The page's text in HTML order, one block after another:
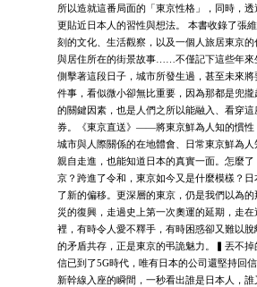
所以造就這番局面的「東京性格」，同時，透
更貼近日本人的習性與想法。 本書收錄了張
刻的文化、生活觀察，以及一個人旅居東京的
與居住所在的街景故事……不僅記下這些年來
側擊著這段日子，城市所發生過，甚至未來
件事，看似微小卻無比重要，因為那都是兜
的關鍵因素，也是人們之所以能融入、看穿
券。《東京直送》——將東京鮮為人知的慣性
城市與人際關係的在地體會、日常東京鮮為人
親自走進，也能知道日本的真實一面。怎麼
京？跨進了令和，東京如今又是什麼模樣？
了新的偏移。更深層的東京，仍是我們以為
災的復興，走過史上第一次奧運的延期，走
裡，有時令人愛不釋手，有時困惑卻又難以
的矛盾共存，正是東京的弔詭魅力。▍丟不掉
信已到了5G時代，唯有日本的公司還堅持回
新幹線入座的瞬間，一秒看出誰是日本人，誰